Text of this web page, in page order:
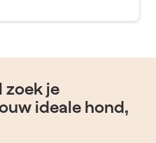
zoek je
ideale hond,